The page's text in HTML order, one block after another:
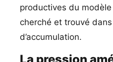
productives du
cherché et trouvé
d’accumulation.
La pression